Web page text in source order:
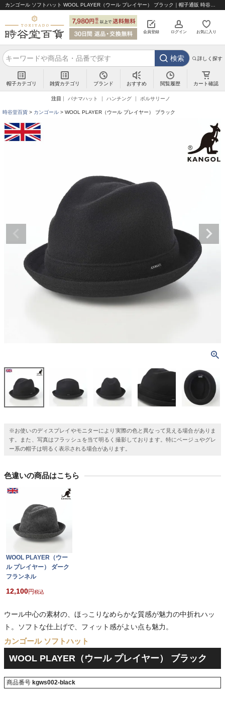
会員登録 ログイン お気に入り
検索 詳しく探す
帽子カテゴリ 雑貨カテゴリ ブランド おすすめ 閲覧履歴 カート確認
注目 パナマハット ハンチング ボルサリーノ
時谷堂百貨 カンゴール WOOL PLAYER（ウール プレイヤー） ブラック
※お使いのディスプレイやモニターにより実際の色と異なって見える場合がありま
す。また、写真はフラッシュを当て明るく撮影しております。特にベージュやグレ
ー系の帽子は明るく表示される場合があります。
色違いの商品はこちら
WOOL PLAYER（ウー
ル プレイヤー） ダーク
フランネル
12,100 税込
ウール中心の素材の、ほっこりなめらかな質感が魅力の中折れハッ
ト。ソフトな仕上げで、フィット感がよい点も魅力。
カンゴール ソフトハット
WOOL PLAYER（ウール プレイヤー） ブラック
商品番号 kgws002-black